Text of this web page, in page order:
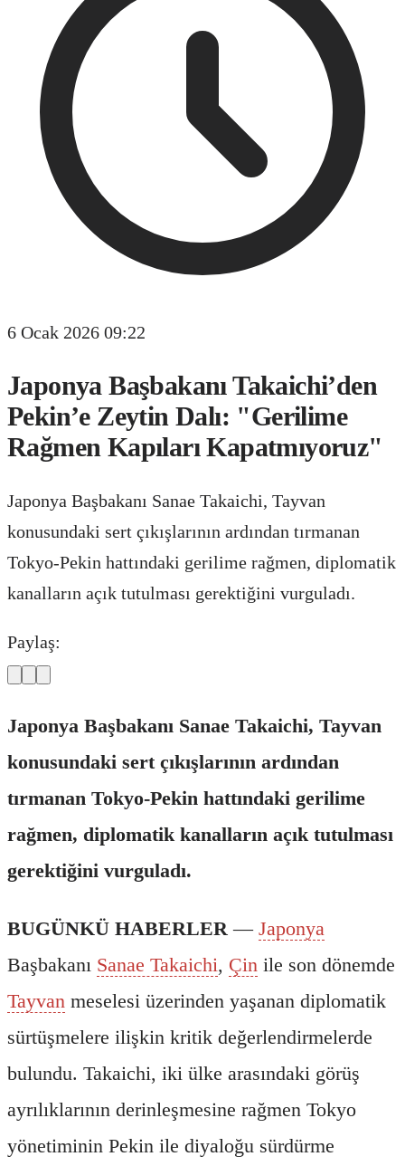
6 Ocak 2026 09:22
Japonya Başbakanı Takaichi’den
Pekin’e Zeytin Dalı: "Gerilime
Rağmen Kapıları Kapatmıyoruz"
Japonya Başbakanı Sanae Takaichi, Tayvan
konusundaki sert çıkışlarının ardından tırmanan
Tokyo-Pekin hattındaki gerilime rağmen, diplomatik
kanalların açık tutulması gerektiğini vurguladı.
Paylaş:
Japonya Başbakanı Sanae Takaichi, Tayvan
konusundaki sert çıkışlarının ardından
tırmanan Tokyo-Pekin hattındaki gerilime
rağmen, diplomatik kanalların açık tutulması
gerektiğini vurguladı.
BUGÜNKÜ HABERLER — Japonya
Başbakanı Sanae Takaichi, Çin ile son dönemde
Tayvan meselesi üzerinden yaşanan diplomatik
sürtüşmelere ilişkin kritik değerlendirmelerde
bulundu. Takaichi, iki ülke arasındaki görüş
ayrılıklarının derinleşmesine rağmen Tokyo
yönetiminin Pekin ile diyaloğu sürdürme